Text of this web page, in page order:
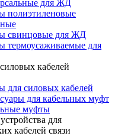
для ЖД
полиэтиленовые
свинцовые для ЖД
термоусаживаемые для
кабелей
для силовых кабелей
для кабельных муфт
муфты
для
кабелей связи